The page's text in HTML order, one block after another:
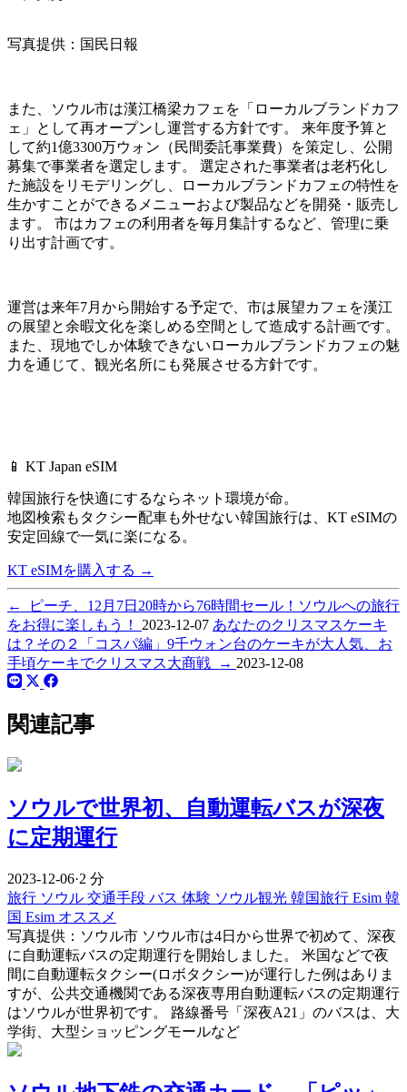
写真提供： 国民日報
また、ソウル市は漢江橋梁カフェを「ローカルブランドカフ
ェ」として再オープンし運営する方針です。 来年度予算と
して約1億3300万ウォン（民間委託事業費）を策定し、公開
募集で事業者を選定します。 選定された事業者は老朽化し
た施設をリモデリングし、ローカルブランドカフェの特性を
生かすことができるメニューおよび製品などを開発・販売し
ます。 市はカフェの利用者を毎月集計するなど、管理に乗
り出す計画です。
運営は来年7月から開始する予定で、市は展望カフェを漢江
の展望と余暇文化を楽しめる空間として造成する計画です。
また、現地でしか体験できないローカルブランドカフェの魅
力を通じて、観光名所にも発展させる方針です。
📱 KT Japan eSIM
韓国旅行を快適にするならネット環境が命。
地図検索もタクシー配車も外せない韓国旅行は、 KT eSIMの
安定回線で一気に楽になる。
KT eSIMを購入する →
←
ピーチ、12月7日20時から76時間セール！ソウルへの旅行
をお得に楽しもう！ 2023-12-07 あなたのクリスマスケーキ
は？その２「コスパ編」9千ウォン台のケーキが大人気、お
手頃ケーキでクリスマス大商戦
→ 2023-12-08
関連記事
ソウルで世界初、自動運転バスが深夜
に定期運行
2023-12-06·2 分
旅行 ソウル 交通手段 バス 体験 ソウル観光 韓国旅行 Esim 韓
国 Esim オススメ
写真提供：ソウル市 ソウル市は4日から世界で初めて、深夜
に自動運転バスの定期運行を開始しました。 米国などで夜
間に自動運転タクシー(ロボタクシー)が運行した例はありま
すが、公共交通機関である深夜専用自動運転バスの定期運行
はソウルが世界初です。 路線番号「深夜A21」のバスは、大
学街、大型ショッピングモールなど